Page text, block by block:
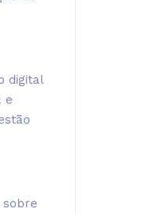
digital
e
sobre